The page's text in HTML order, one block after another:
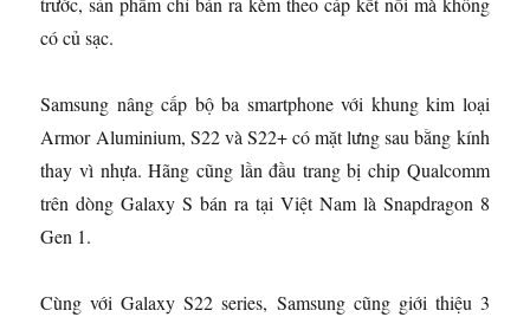
có củ sạc.
Samsung nâng cấp bộ ba smartphone với khung kim loại
Armor Aluminium, S22 và S22+ có mặt lưng sau bằng kính
thay vì nhựa. Hãng cũng lần đầu trang bị chip Qualcomm
trên dòng Galaxy S bán ra tại Việt Nam là Snapdragon 8
Gen 1.
Cùng với Galaxy S22 series, Samsung cũng giới thiệu 3